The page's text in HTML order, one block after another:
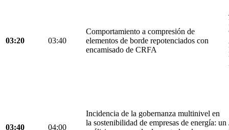
03:20 03:40
Comportamiento a compresión de
elementos de borde repotenciados con
encamisado de CRFA
03:40 04:00
Incidencia de la gobernanza multinivel en
la sostenibilidad de empresas de energía: un